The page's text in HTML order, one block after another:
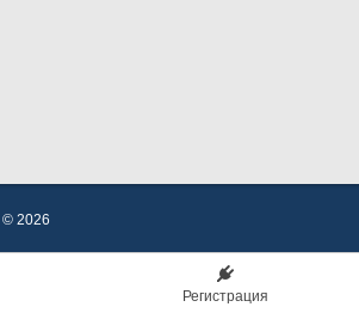
© 2026
Регистрация